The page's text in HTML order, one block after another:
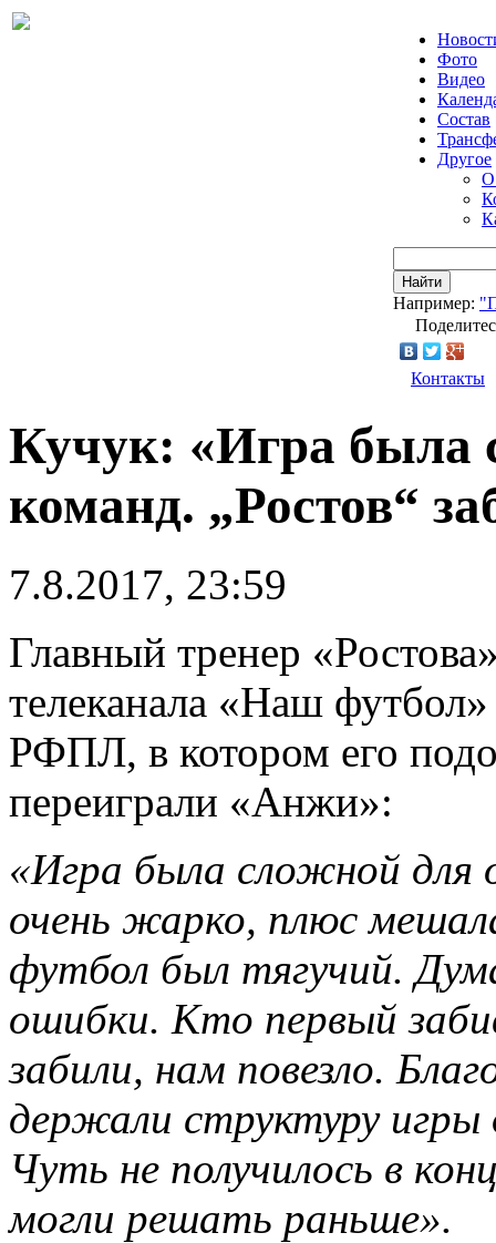
Фото
Видео
Состав
Другое
О
Найти
Например:
Контакты
Кучук: «Игра была
команд. „Ростов“
7.8.2017, 23:59
Главный тренер
телеканала «Наш
РФПЛ, в котором его
переиграли «Анжи»:
«Игра была сложной для
очень жарко, плюс
футбол был тягучий.
ошибки. Кто первый
забили, нам повезло.
держали структуру
Чуть не получилось в
могли решать раньше».